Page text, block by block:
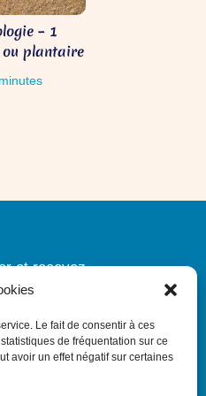
Le fait de consentir à ces
de fréquentation sur ce
avoir un effet négatif sur certaines
– 1
plantaire
etrecevez